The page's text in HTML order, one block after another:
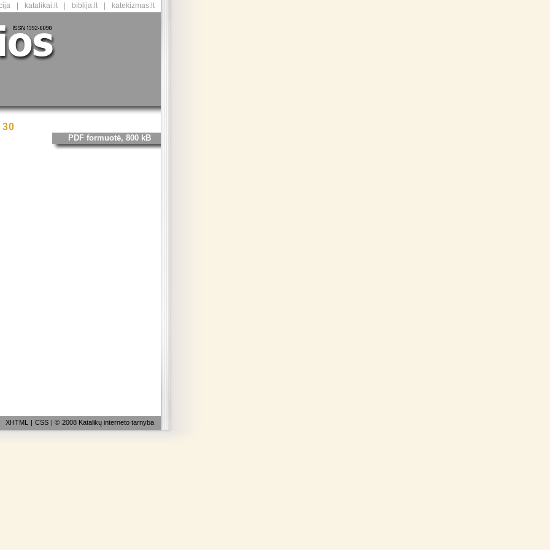
katalikai.lt biblija.lt katekizmas.lt
30
PDF formuotė, 800 kB
XHTML | CSS | © 2008 Katalikų interneto tarnyba